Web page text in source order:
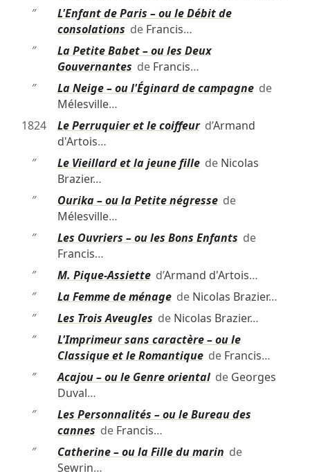
″
L'Enfant de Paris – ou le Débit de
consolations de Francis…
″
La Petite Babet – ou les Deux
Gouvernantes de Francis…
″
La Neige – ou l'Éginard de campagnede
Mélesville…
1824
Le Perruquier et le coiffeurd’Armand
d'Artois…
″
Le Vieillard et la jeune fillede Nicolas
Brazier…
″
Ourika – ou la Petite négressede
Mélesville…
″
Les Ouvriers – ou les Bons Enfants de
Francis…
″
M. Pique-Assietted’Armand d'Artois…
″
La Femme de ménagede Nicolas Brazier…
″
Les Trois Aveugles de Nicolas Brazier…
″
L'Imprimeur sans caractère – ou le
Classique et le Romantiquede Francis…
″
Acajou – ou le Genre orientalde Georges
Duval…
″
Les Personnalités – ou le Bureau des
cannes de Francis…
″
Catherine – ou la Fille du marin de
Sewrin…